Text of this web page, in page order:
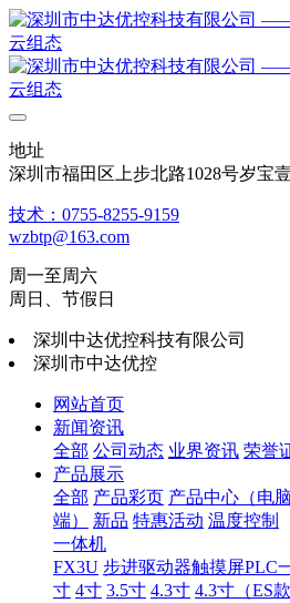
地址
深圳市福田区上步北路1028号岁宝
技术：0755-8255-9159
wzbtp@163.com
周一至周六
周日、节假日
深圳中达优控科技有限公司
深圳市中达优控
网站首页
新闻资讯
全部 公司动态 业界资讯 荣誉
产品展示
全部 产品彩页 产品中心（电脑
端）
新品 特惠活动 温度控制
一体机
FX3U 步进驱动器触摸屏PLC
寸 4寸 3.5寸 4.3寸 4.3寸（ES款